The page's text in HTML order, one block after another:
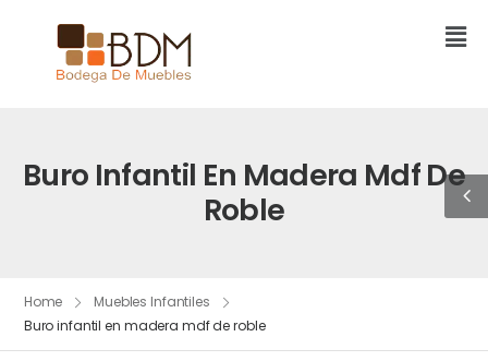
Buro Infantil En Madera Mdf De
Roble
Home
Muebles Infantiles
Buro infantil en madera mdf de roble